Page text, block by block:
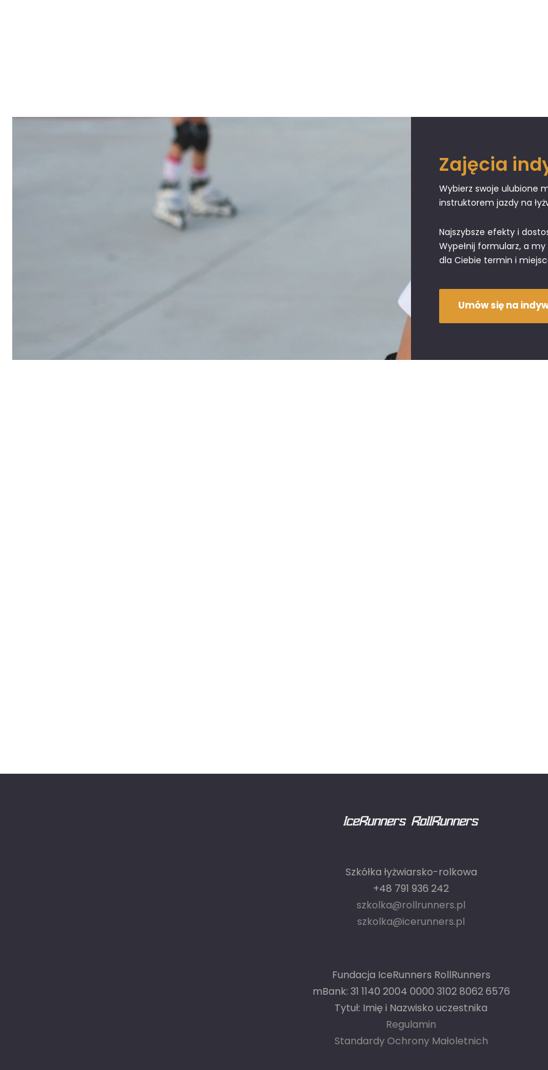
Zajęcia
Wybierz swoje ulubione
instruktorem jazdy na
Najszybsze efekty i
Wypełnij formularz, a
dla Ciebie termin i
Umów się na
Szkółka łyżwiarsko-rolkowa
+48 791 936 242
szkolka@rollrunners.pl
szkolka@icerunners.pl
Fundacja IceRunners RollRunners
mBank: 31 1140 2004 0000 3102 8062 6576
Tytuł: Imię i Nazwisko uczestnika
Regulamin
Standardy Ochrony Małoletnich